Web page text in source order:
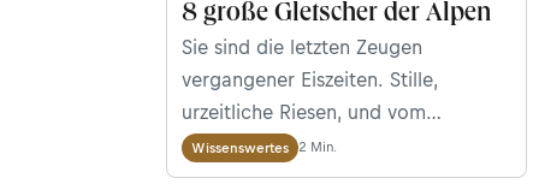
8 große Gletscher der Alpen
Sie sind die letzten Zeugen
vergangener Eiszeiten. Stille,
urzeitliche Riesen, und vom
Aussterben bedroht: Die
Alpengletscher.
Wissenswertes 2 Min.